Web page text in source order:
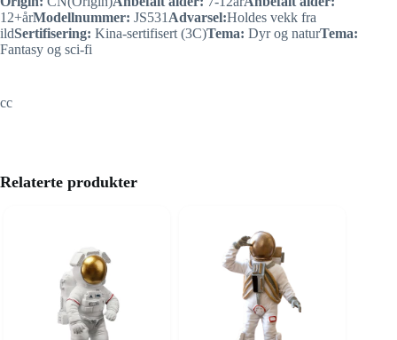
12+årModellnummer: JS531 Advarsel:Holdes vekk fra
ildSertifisering: Kina-sertifisert (3C)Tema: Dyr og naturTema:
Fantasy og sci-fi
cc
Relaterte produkter